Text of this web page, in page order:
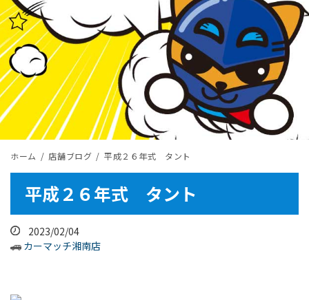
ホーム 店舗ブログ 平成２６年式 タント
平成２６年式 タント
2023/02/04
カーマッチ湘南店